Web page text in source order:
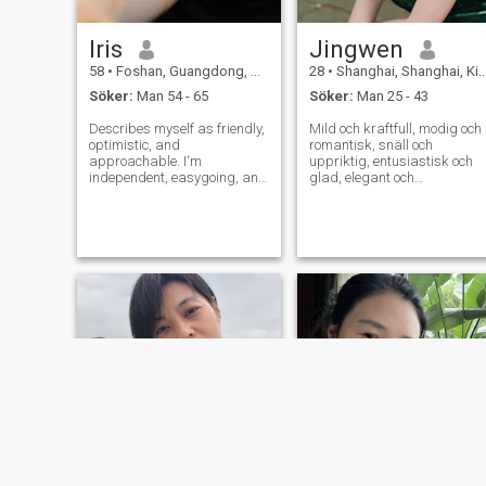
Iris
58 • Foshan, Guangdong, Kina
Söker: Man 54 - 65
Describes myself as friendly,
optimistic, and
approachable. I‘m
independent, easygoing, and
forms. I love to travel, to
immerse myself in different
Jingwen
28 • Shanghai, Shanghai, Kina
Söker: Man 25 - 43
Mild och kraftfull, modig och
romantisk, snäll och
uppriktig, entusiastisk och
glad, elegant och
stjärnorna och havet och
njuta av livet tillsammans.
Jag gillar att resa, uppleva
olika kulturer och den vackra
naturen, gå ut och dricka
kaffe/brunch/middag med